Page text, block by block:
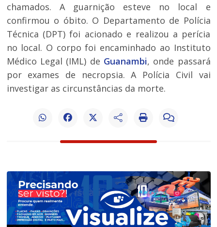
chamados. A guarnição esteve no local e
confirmou o óbito. O Departamento de Polícia
Técnica (DPT) foi acionado e realizou a perícia
no local. O corpo foi encaminhado ao Instituto
Médico Legal (IML) de Guanambi, onde passará
por exames de necropsia. A Polícia Civil vai
investigar as circunstâncias da morte.